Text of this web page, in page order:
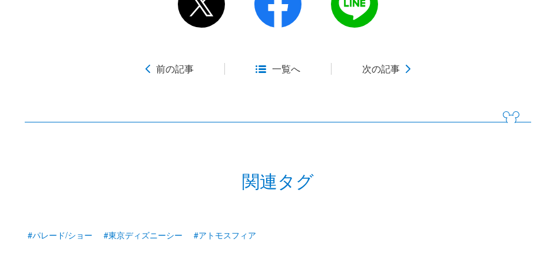
前の記事 一覧へ 次の記事
関連タグ
#パレード/ショー #東京ディズニーシー #アトモスフィア